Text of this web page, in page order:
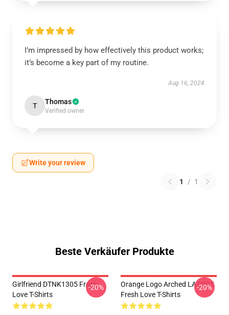
I’m impressed by how effectively this product works;
it’s become a key part of my routine.
Aug 16, 2024
T Thomas
Verified owner
Write your review
1 / 1
Beste Verkäufer Produkte
Girlfriend DTNK1305 Fresh
Love T-Shirts
-20%
Orange Logo Arched LA 0805
Fresh Love T-Shirts
-20%